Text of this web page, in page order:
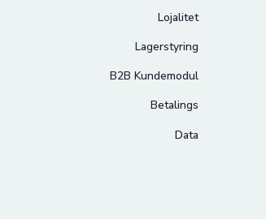
Lojalitet
Lagerstyring
B2B Kundemodul
Betalings
Data